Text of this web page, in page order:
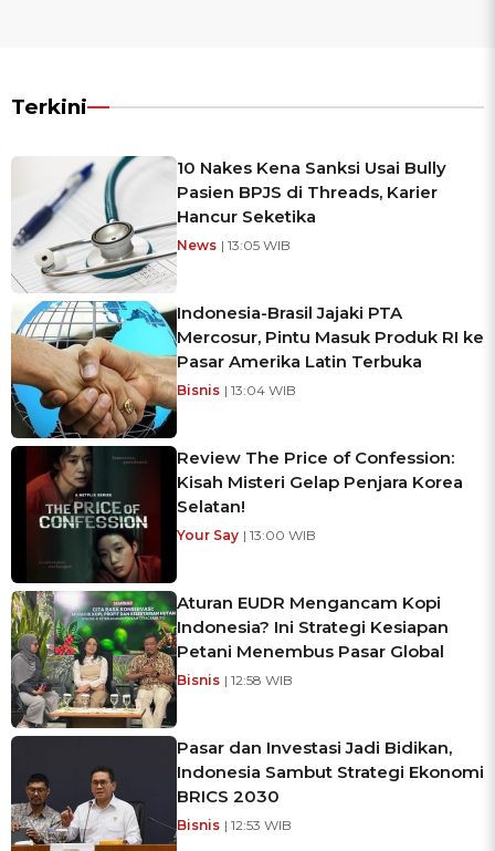
Terkini
10 Nakes Kena Sanksi Usai Bully
Pasien BPJS di Threads, Karier
Hancur Seketika
News | 13:05 WIB
Indonesia-Brasil Jajaki PTA
Mercosur, Pintu Masuk Produk RI ke
Pasar Amerika Latin Terbuka
Bisnis | 13:04 WIB
Review The Price of Confession:
Kisah Misteri Gelap Penjara Korea
Selatan!
Your Say | 13:00 WIB
Aturan EUDR Mengancam Kopi
Indonesia? Ini Strategi Kesiapan
Petani Menembus Pasar Global
Bisnis | 12:58 WIB
Pasar dan Investasi Jadi Bidikan,
Indonesia Sambut Strategi Ekonomi
BRICS 2030
Bisnis | 12:53 WIB